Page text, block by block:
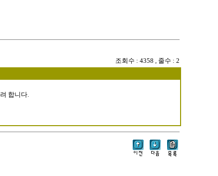
조회수 : 4358 , 줄수 : 2
합니다.